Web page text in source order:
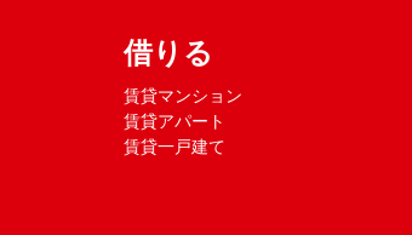
借りる
賃貸マンション
賃貸アパート
賃貸一戸建て